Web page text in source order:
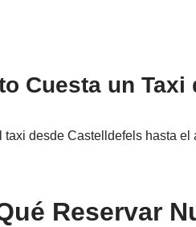
Cuesta un
taxi desde Castelldefels hasta
Reservar